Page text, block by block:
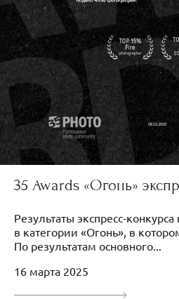
35 Awards «Огонь»
Результаты экспресс-
в категории «Огонь», в
По результатам основного...
16 марта 2025